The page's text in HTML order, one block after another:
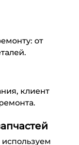
от
клиент